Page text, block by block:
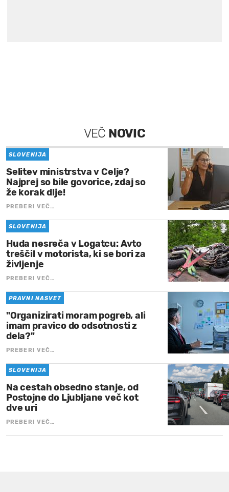
VEČ NOVIC
SLOVENIJA
Selitev ministrstva v Celje?
Najprej so bile govorice, zdaj so
že korak dlje!
PREBERI VEČ…
SLOVENIJA
Huda nesreča v Logatcu: Avto
treščil v motorista, ki se bori za
življenje
PREBERI VEČ…
PRAVNI NASVET
"Organizirati moram pogreb, ali
imam pravico do odsotnosti z
dela?"
PREBERI VEČ…
SLOVENIJA
Na cestah obsedno stanje, od
Postojne do Ljubljane več kot
dve uri
PREBERI VEČ…